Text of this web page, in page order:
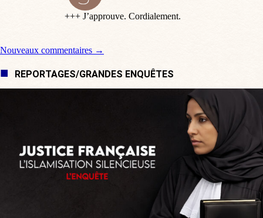
+++ J’approuve. Cordialement.
Navigation de commentaire
Nouveaux commentaires →
REPORTAGES/GRANDES ENQUÊTES